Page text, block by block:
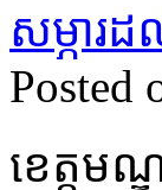
Posted
ខេត្តម